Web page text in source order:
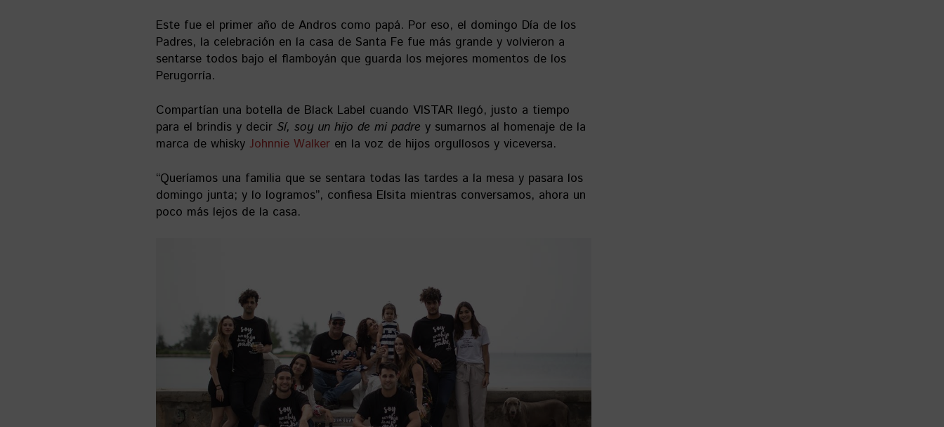
Este fue el primer año de Andros como papá. Por eso, el domingo Día de los
Padres, la celebración en la casa de Santa Fe fue más grande y volvieron a
sentarse todos bajo el flamboyán que guarda los mejores momentos de los
Perugorría.
Compartían una botella de Black Label cuando VISTAR llegó, justo a tiempo
para el brindis y decir Sí, soy un hijo de mi padre y sumarnos al homenaje de la
marca de whisky Johnnie Walker en la voz de hijos orgullosos y viceversa.
“Queríamos una familia que se sentara todas las tardes a la mesa y pasara los
domingo junta; y lo logramos”, confiesa Elsita mientras conversamos, ahora un
poco más lejos de la casa.